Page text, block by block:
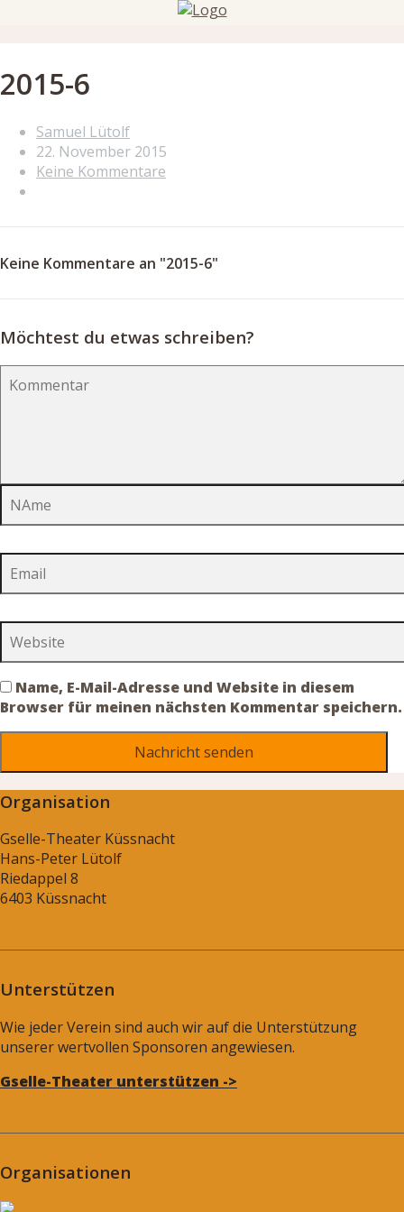
2015-6
Samuel Lütolf
22. November 2015
Keine Kommentare
Keine Kommentare an "2015-6"
Möchtest du etwas schreiben?
Name, E-Mail-Adresse und Website in diesem
Browser für meinen nächsten Kommentar speichern.
Organisation
Gselle-Theater Küssnacht
Hans-Peter Lütolf
Riedappel 8
6403 Küssnacht
Unterstützen
Wie jeder Verein sind auch wir auf die Unterstützung
unserer wertvollen Sponsoren angewiesen.
Gselle-Theater unterstützen ->
Organisationen